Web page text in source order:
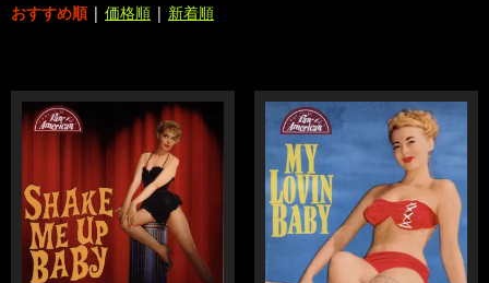
おすすめ順 | 価格順 | 新着順